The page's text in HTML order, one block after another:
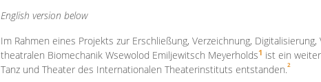
English version below
Im Rahmen eines Projekts zur Erschließung, Verzeichnung,
theatralen Biomechanik Wsewolod Emiljewitsch Meyerholds1 ist ein
Tanz und Theater des Internationalen Theaterinstituts entstanden.2